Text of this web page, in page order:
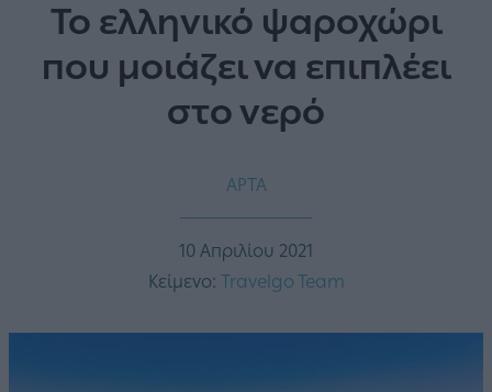
Το ελληνικό ψαροχώρι
που μοιάζει να επιπλέει
στο νερό
ΑΡΤΑ
10 Απριλίου 2021
Κείμενο: Travelgo Team